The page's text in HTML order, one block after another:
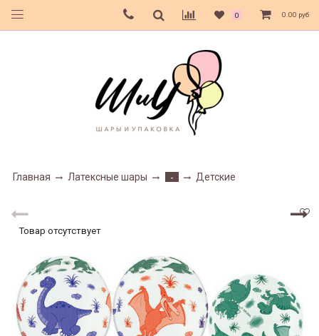
0 0.00 руб
Главная Латексные шары - Детские
Товар отсутствует